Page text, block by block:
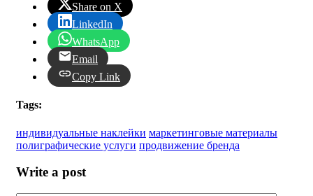
Share on X
LinkedIn
WhatsApp
Email
Copy Link
Tags:
индивидуальные наклейки маркетинговые материалы
полиграфические услуги продвижение бренда
Write a post